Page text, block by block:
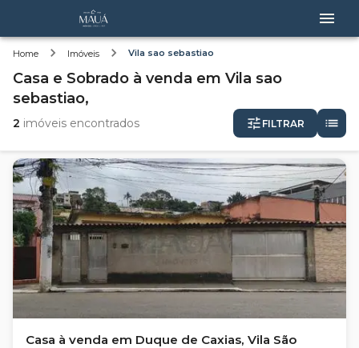
Home Imóveis Vila sao sebastiao
Casa e Sobrado à venda em Vila sao
sebastiao,
2 imóveis encontrados FILTRAR
Casa à venda em Duque de Caxias, Vila São